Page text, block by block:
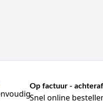
Op factuur -
Snel online